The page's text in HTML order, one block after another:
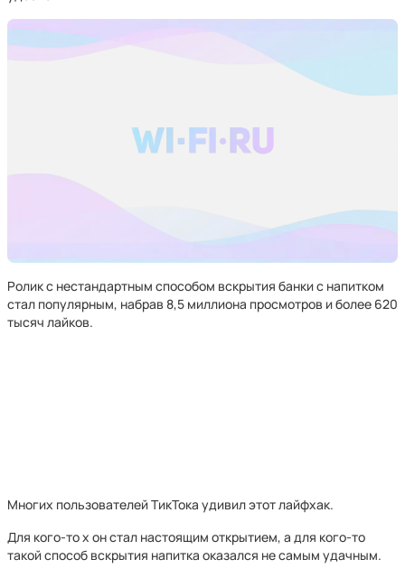
Ролик с нестандартным способом вскрытия банки с напитком
стал популярным, набрав 8,5 миллиона просмотров и более 620
тысяч лайков.
Многих пользователей ТикТока удивил этот лайфхак.
Для кого-то х он стал настоящим открытием, а для кого-то
такой способ вскрытия напитка оказался не самым удачным.